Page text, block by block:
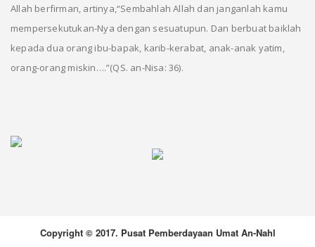
Allah berfirman, artinya,“Sembahlah Allah dan janganlah kamu
mempersekutukan-Nya dengan sesuatupun. Dan berbuat baiklah
kepada dua orang ibu-bapak, karib-kerabat, anak-anak yatim,
orang-orang miskin….”(QS. an-Nisa: 36).
Copyright © 2017. Pusat Pemberdayaan Umat An-Nahl